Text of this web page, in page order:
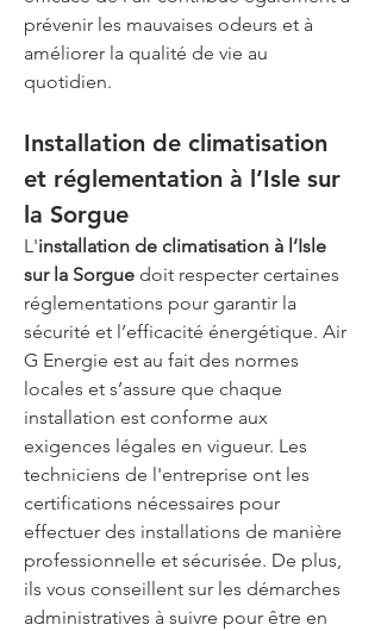
prévenir les mauvaises odeurs et à
améliorer la qualité de vie au
quotidien.
Installation de climatisation
et réglementation à l’Isle sur
la Sorgue
L'installation de climatisation à l’Isle
sur la Sorgue doit respecter certaines
réglementations pour garantir la
sécurité et l’efficacité énergétique. Air
G Energie est au fait des normes
locales et s’assure que chaque
installation est conforme aux
exigences légales en vigueur. Les
techniciens de l'entreprise ont les
certifications nécessaires pour
effectuer des installations de manière
professionnelle et sécurisée. De plus,
ils vous conseillent sur les démarches
administratives à suivre pour être en